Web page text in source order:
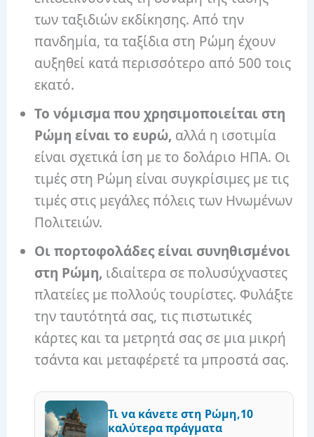
των ταξιδιών εκδίκησης. Από την
πανδημία, τα ταξίδια στη Ρώμη έχουν
αυξηθεί κατά περισσότερο από 500 τοις
εκατό.
Το νόμισμα που χρησιμοποιείται στη
Ρώμη είναι το ευρώ, αλλά η ισοτιμία
είναι σχετικά ίση με το δολάριο ΗΠΑ. Οι
τιμές στη Ρώμη είναι συγκρίσιμες με τις
τιμές στις μεγάλες πόλεις των Ηνωμένων
Πολιτειών.
Οι πορτοφολάδες είναι συνηθισμένοι
στη Ρώμη, ιδιαίτερα σε πολυσύχναστες
πλατείες με πολλούς τουρίστες. Φυλάξτε
την ταυτότητά σας, τις πιστωτικές
κάρτες και τα μετρητά σας σε μια μικρή
τσάντα και μεταφέρετέ τα μπροστά σας.
Τι να κάνετε στη Ρώμη,10
καλύτερα πράγματα